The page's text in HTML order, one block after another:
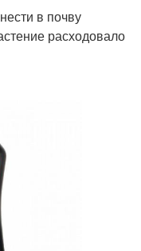
в почву
расходовало